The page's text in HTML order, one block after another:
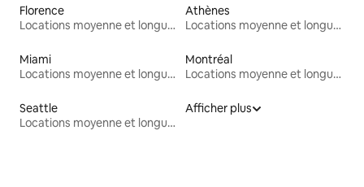
Florence
Locations moyenne et longue durée
Athènes
Locations moyenne et longue durée
Miami
Locations moyenne et longue durée
Montréal
Locations moyenne et longue durée
Seattle
Locations moyenne et longue durée
Afficher plus